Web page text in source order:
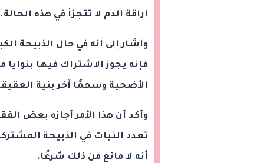
إراقة الدم لا تتجزأ في هذه الحالة.
وأشار إلى أنه في حال الذبيحة
فإنه يجوز الاشتراك فيها
الأضحية وسهمًا آخر بنية
وأكد أن هذا الأمر أجازه بعض
تعدد النيات في الذبيحة
أنه لا مانع من ذلك شرعًا.